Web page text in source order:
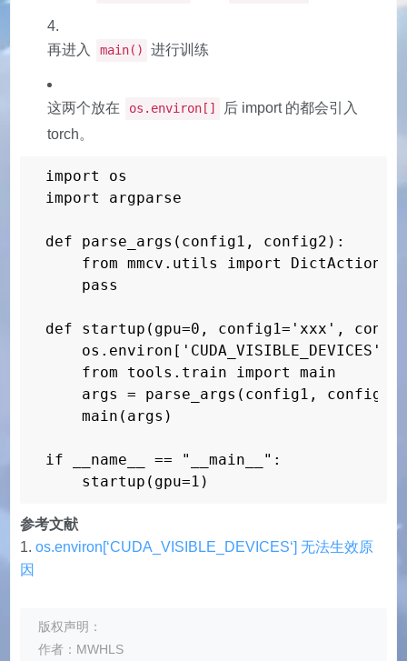
再进入 main() 进行训练
这两个放在 os.environ[]
后 import 的都会引入
torch。
import os
import argparse
def parse_args(config1, config2):
from mmcv.utils import DictAction
    pass
def startup(gpu=0, config1='xxx',
os.environ['CUDA_VISIBLE_DEVICES']
from tools.train import main
    args = parse_args(config1, config2)
    main(args)
if __name__ == "__main__":
    startup(gpu=1)
参考文献
os.environ[‘CUDA_VISIBLE_DEVICES‘] 无法生效原
因
版权声明：
作者：MWHLS